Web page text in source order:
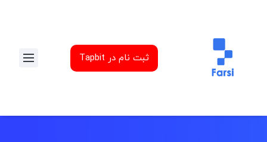
ثبت نام در Tapbit